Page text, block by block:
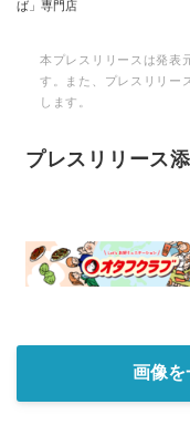
ば」専門店
本プレスリリースは発表
す。また、プレスリリー
します。
プレスリリース
画像を